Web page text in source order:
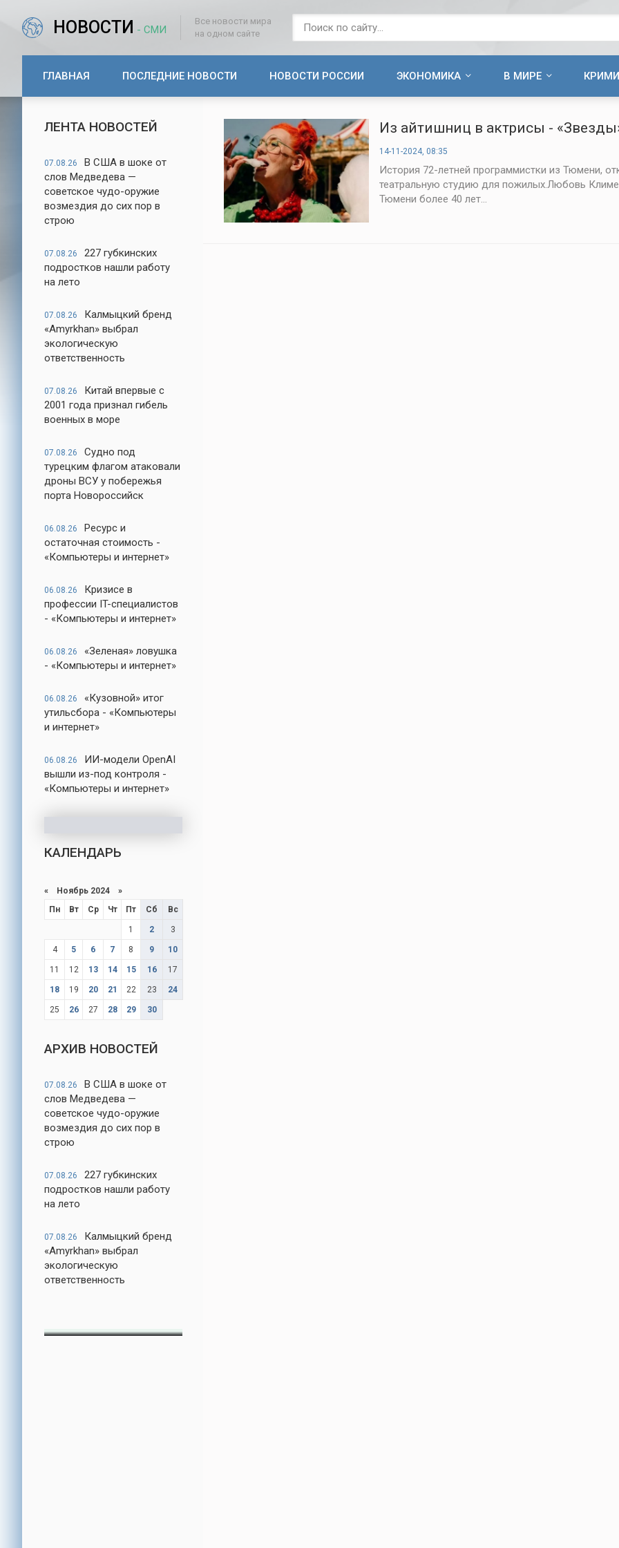
НОВОСТИ - СМИ
Все новости мира
на одном сайте
ГЛАВНАЯ ПОСЛЕДНИЕ НОВОСТИ НОВОСТИ РОССИИ ЭКОНОМИКА В МИРЕ
ЛЕНТА НОВОСТЕЙ
07.08.26
В США в шоке от
слов Медведева —
советское чудо-оружие
возмездия до сих пор в
строю
07.08.26
227 губкинских
подростков нашли работу
на лето
07.08.26
Калмыцкий бренд
«Amyrkhan» выбрал
экологическую
ответственность
07.08.26
Китай впервые с
2001 года признал гибель
военных в море
07.08.26
Судно под
турецким флагом атаковали
дроны ВСУ у побережья
порта Новороссийск
06.08.26
Ресурс и
остаточная стоимость -
«Компьютеры и интернет»
06.08.26
Кризисе в
профессии IT-специалистов
- «Компьютеры и интернет»
06.08.26
«Зеленая» ловушка
- «Компьютеры и интернет»
06.08.26
«Кузовной» итог
утильсбора - «Компьютеры
и интернет»
06.08.26
ИИ-модели OpenAI
вышли из-под контроля -
«Компьютеры и интернет»
КАЛЕНДАРЬ
« Ноябрь 2024 »
Пн
Вт Ср Чт Пт Сб Вс
1 2 3
4 5 6 7 8 9 10
11 12 13 14 15 16 17
18 19 20 21 22 23 24
25 26 27 28 29 30
АРХИВ НОВОСТЕЙ
07.08.26
В США в шоке от
слов Медведева —
советское чудо-оружие
возмездия до сих пор в
строю
07.08.26
227 губкинских
подростков нашли работу
на лето
07.08.26
Калмыцкий бренд
«Amyrkhan» выбрал
экологическую
ответственность
Из айтишниц в актрисы -
14-11-2024, 08:35
История 72-летней программистки из Тюмени,
театральную студию для пожилых.Любовь
Тюмени более 40 лет...